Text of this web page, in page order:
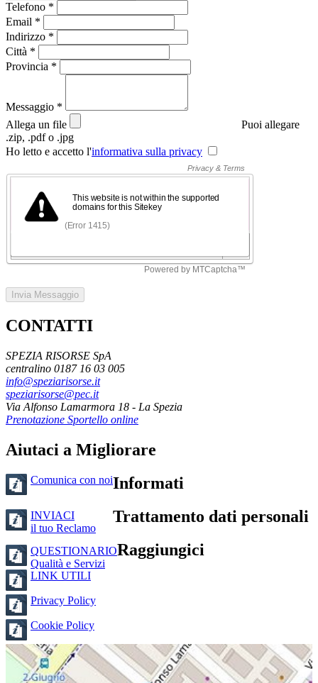
Telefono *
Email *
Indirizzo *
Città *
Provincia *
Messaggio *
Allega un file
Puoi allegare
.zip, .pdf o .jpg
Ho letto e accetto l'informativa sulla privacy
Invia Messaggio
CONTATTI
SPEZIA RISORSE SpA
centralino 0187 16 03 005
info@speziarisorse.it
speziarisorse@pec.it
Via Alfonso Lamarmora 18 - La Spezia
Prenotazione Sportello online
Aiutaci a Migliorare
Comunica con noi
INVIACI
il tuo Reclamo
QUESTIONARIO
Qualità e Servizi
Informati
LINK UTILI
Trattamento dati personali
Privacy Policy
Cookie Policy
Raggiungici